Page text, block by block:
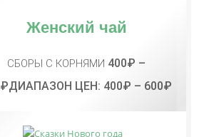
Женский чай
СБОРЫ С КОРНЯМИ 400₽ –
₽ДИАПАЗОН ЦЕН: 400₽ – 600₽